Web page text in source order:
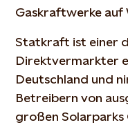
Gaskraftwerke auf
Statkraft ist einer
Direktvermarkter
Deutschland und
Betreibern von
großen